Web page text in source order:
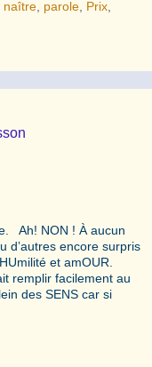
naître parole Prix
Ah! NON ! À aucun
d’autres encore surpris
et amOUR.
remplir facilement au
des SENS car si